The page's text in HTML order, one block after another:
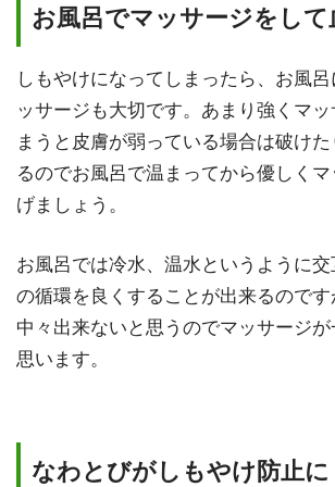
お風呂でマッサージをして
しもやけになってしまったら、お風
ッサージも大切です。あまり強くマ
まうと皮膚が弱っている場合は破け
るのでお風呂で温まってから優しく
げましょう。
お風呂では冷水、温水というように
の循環を良くすることが出来るので
中々出来ないと思うのでマッサージが
思います。
なわとびがしもやけ防止に